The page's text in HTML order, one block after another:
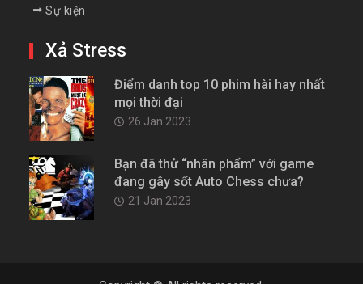
Sự kiện
Xả Stress
Điểm danh top 10 phim hài hay nhất
mọi thời đại
26 Jan 2023
Bạn đã thử “nhân phẩm” với game
đang gây sốt Auto Chess chưa?
21 Jan 2023